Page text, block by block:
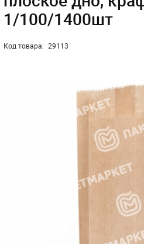
1/100/1400шт
Код товара: 29113